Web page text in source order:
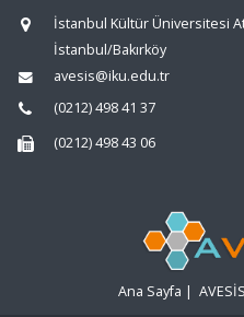
İstanbul Kültür Üniversitesi
İstanbul/Bakırköy
avesis@iku.edu.tr
(0212) 498 41 37
(0212) 498 43 06
Ana Sayfa |